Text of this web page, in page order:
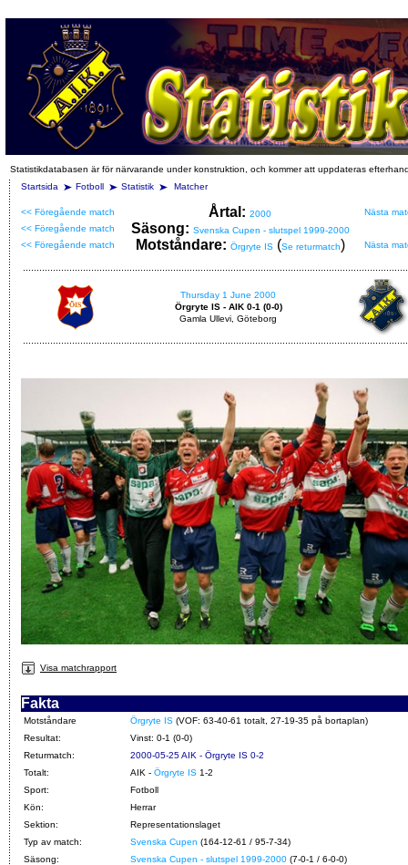
Statistikdatabasen är för närvarande under konstruktion, och kommer att uppdateras
Startsida
Fotboll Statistik Matcher
<< Föregående match Årtal: 2000
Nästa
<< Föregående match
Säsong: Svenska Cupen - slutspel 1999-2000
<< Föregående match
Motståndare: Örgryte IS(Se returmatch) Nästa
Thursday 1 June 2000
Örgryte IS - AIK 0-1 (0-0)
Gamla Ullevi, Göteborg
Visa matchrapport
Fakta
Motståndare Örgryte IS (VOF: 63-40-61 totalt, 27-19-35 på bortaplan)
Resultat:
Vinst: 0-1 (0-0)
Returmatch:
2000-05-25 AIK - Örgryte IS 0-2
Totalt:
AIK - Örgryte IS 1-2
Sport:
Fotboll
Kön:
Herrar
Sektion:
Representationslaget
Typ av match:
Svenska Cupen (164-12-61 / 95-7-34)
Säsong:
Svenska Cupen - slutspel 1999-2000 (7-0-1 / 6-0-0)